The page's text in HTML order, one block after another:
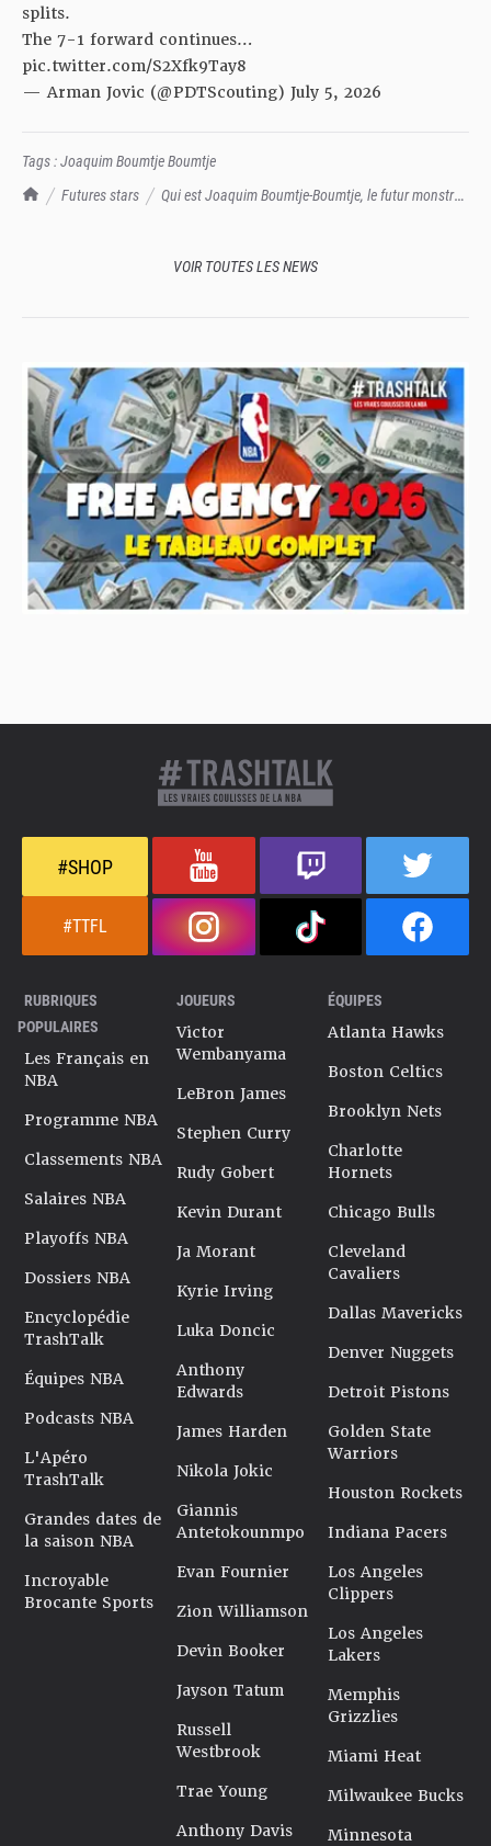
TrashTalk Actu NBA
Futures stars
Qui est Joaquim Boumtje-Boumtje, le futur monstre
splits.
The 7-1 forward continues…
pic.twitter.com/S2Xfk9Tay8
— Arman Jovic (@PDTScouting) July 5, 2026
Tags :Joaquim Boumtje Boumtje
VOIR TOUTES LES NEWS
#SHOP
#TTFL
RUBRIQUES
POPULAIRES
Les Français en
NBA
Programme NBA
Classements NBA
Salaires NBA
Playoffs NBA
Dossiers NBA
Encyclopédie
TrashTalk
Équipes NBA
Podcasts NBA
L'Apéro
TrashTalk
Grandes dates de
la saison NBA
Incroyable
Brocante Sports
JOUEURS
Victor
Wembanyama
LeBron James
Stephen Curry
Rudy Gobert
Kevin Durant
Ja Morant
Kyrie Irving
Luka Doncic
Anthony
Edwards
James Harden
Nikola Jokic
Giannis
Antetokounmpo
Evan Fournier
Zion Williamson
Devin Booker
Jayson Tatum
Russell
Westbrook
Trae Young
Anthony Davis
ÉQUIPES
Atlanta Hawks
Boston Celtics
Brooklyn Nets
Charlotte
Hornets
Chicago Bulls
Cleveland
Cavaliers
Dallas Mavericks
Denver Nuggets
Detroit Pistons
Golden State
Warriors
Houston Rockets
Indiana Pacers
Los Angeles
Clippers
Los Angeles
Lakers
Memphis
Grizzlies
Miami Heat
Milwaukee Bucks
Minnesota